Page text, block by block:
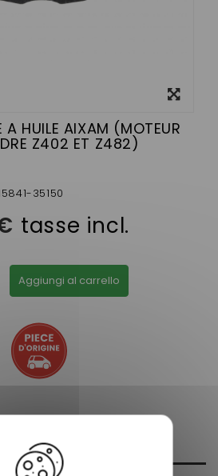
A HUILE AIXAM (MOTEUR
Z402 ET Z482)
35150
tasse incl.
Aggiungi al carrello